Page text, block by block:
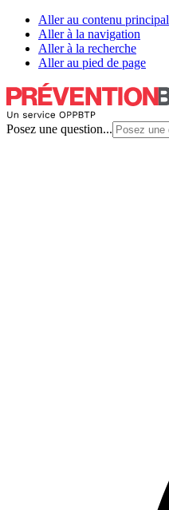
Aller au contenu principal
Aller à la navigation
Aller à la recherche
Aller au pied de page
Posez une question...